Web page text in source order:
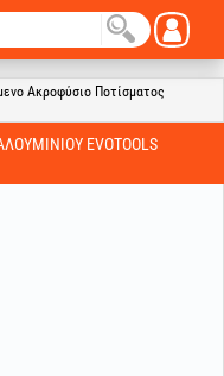
Ακροφύσιο Ποτίσματος
EVOTOOLS